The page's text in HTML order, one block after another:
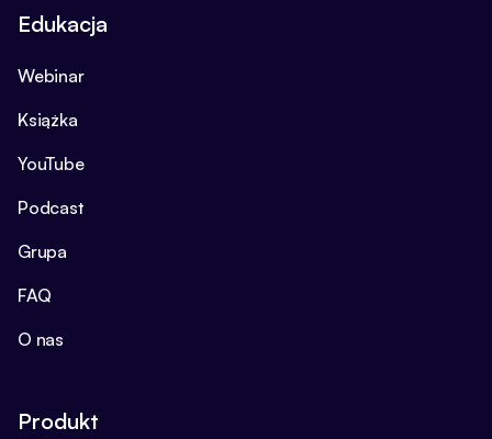
Edukacja
Webinar
Książka
YouTube
Podcast
Grupa
FAQ
O nas
Produkt